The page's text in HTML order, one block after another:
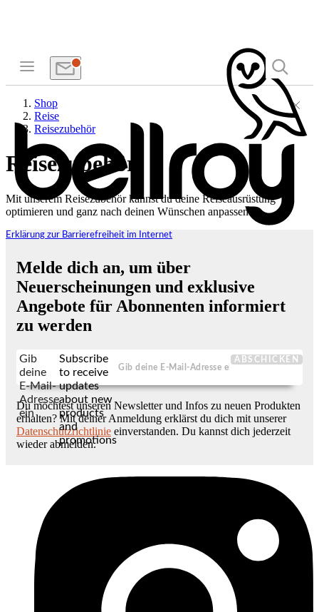
Erklärung zur Barrierefreiheit im Internet
Shop
Reise
Reisezubehör
Reisezubehör
Mit unserem Reisezubehör kannst du deine Reiseausrüstung
optimieren und ganz nach deinen Wünschen anpassen.
Melde dich an, um über
Neuerscheinungen und exklusive
Angebote für Abonnenten informiert
zu werden
Gib
deine
E-Mail-
Adresse
ein
Subscribe
to receive
updates
about new
products
and
promotions
ABSCHICKEN
Du möchtest unseren Newsletter und Infos zu neuen Produkten
erhalten? Mit deiner Anmeldung erklärst du dich mit unserer
Datenschutzrichtlinie einverstanden. Du kannst dich jederzeit
wieder abmelden.